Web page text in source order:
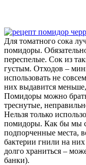
Для томатного сока
помидоры.
переспелые. Сок из
густым. Отходов –
использовать не
них выдавится
Помидоры можно
треснутые,
Нельзя только
помидоры. Как бы мы
подпорченные места,
бактерии гнили на них
долго храниться –
банки).